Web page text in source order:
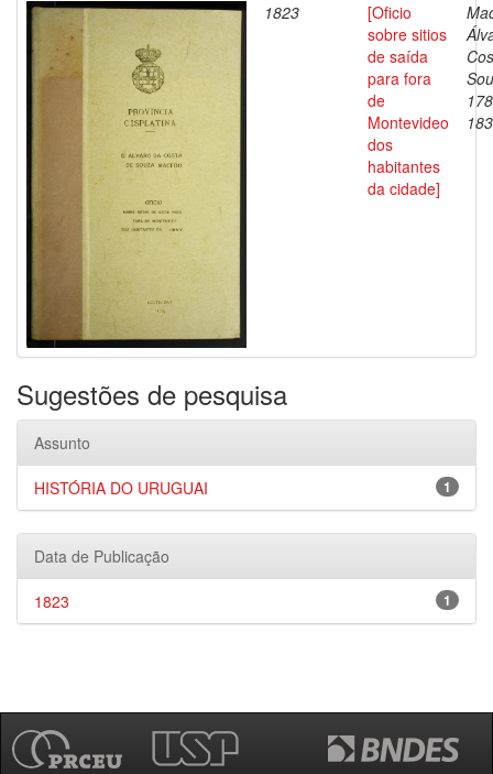
1823
[Oficio
sobre sitios
de saída
para fora
de
Montevideo
dos
habitantes
da cidade]
Sugestões de pesquisa
Assunto
1
HISTÓRIA DO URUGUAI
Data de Publicação
1
1823